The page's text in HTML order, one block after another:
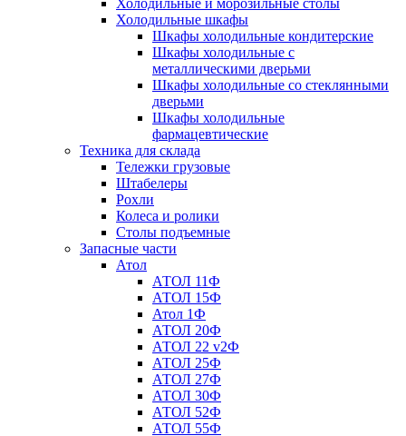
Холодильные и морозильные столы
Холодильные шкафы
Шкафы холодильные кондитерские
Шкафы холодильные с
металлическими дверьми
Шкафы холодильные со стеклянными
дверьми
Шкафы холодильные
фармацевтические
Техника для склада
Тележки грузовые
Штабелеры
Рохли
Колеса и ролики
Столы подъемные
Запасные части
Атол
АТОЛ 11Ф
АТОЛ 15Ф
Атол 1Ф
АТОЛ 20Ф
АТОЛ 22 v2Ф
АТОЛ 25Ф
АТОЛ 27Ф
АТОЛ 30Ф
АТОЛ 52Ф
АТОЛ 55Ф